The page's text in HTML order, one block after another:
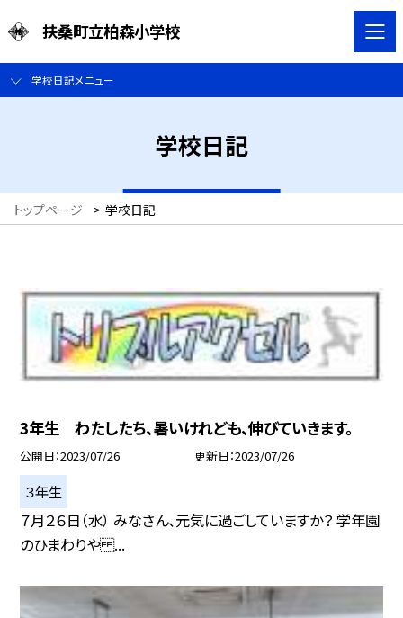
扶桑町立柏森小学校
学校日記メニュー
学校日記
トップページ > 学校日記
3年生 わたしたち、暑いけれども、伸びていきます。
公開日 2023/07/26 更新日 2023/07/26
３年生
７月２６日（水） みなさん、元気に過ごしていますか？ 学年園
のひまわりや ...